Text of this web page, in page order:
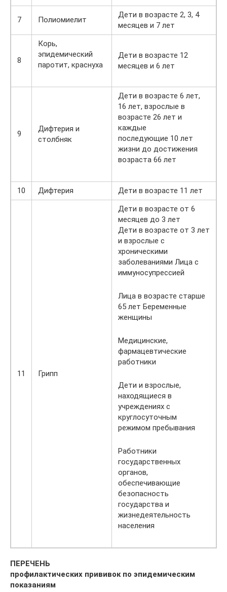
7 Полиомиелит
Дети в возрасте 2, 3, 4
месяцев и 7 лет
8
Корь,
эпидемический
паротит, краснуха
Дети в возрасте 12
месяцев и 6 лет
9
Дифтерия и
столбняк
Дети в возрасте 6 лет,
16 лет, взрослые в
возрасте 26 лет и
каждые
последующие 10 лет
жизни до достижения
возраста 66 лет
10 Дифтерия Дети в возрасте 11 лет
11 Грипп
Дети в возрасте от 6
месяцев до 3 лет
Дети в возрасте от 3 лет
и взрослые с
хроническими
заболеваниями Лица с
иммуносупрессией
Лица в возрасте старше
65 лет Беременные
женщины
Медицинские,
фармацевтические
работники
Дети и взрослые,
находящиеся в
учреждениях с
круглосуточным
режимом пребывания
Работники
государственных
органов,
обеспечивающие
безопасность
государства и
жизнедеятельность
населения
ПЕРЕЧЕНЬ
профилактических прививок по эпидемическим
показаниям